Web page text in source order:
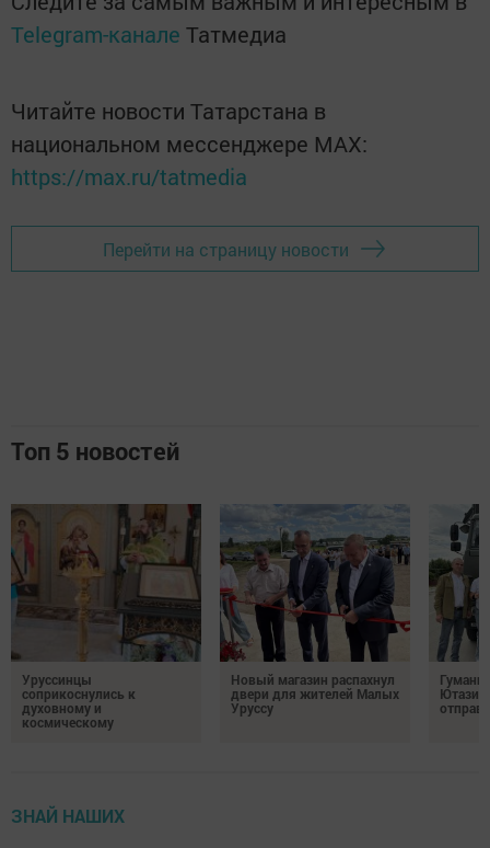
Telegram-канале Татмедиа
Читайте новости Татарстана в
национальном мессенджере MАХ:
https://max.ru/tatmedia
Перейти на страницу новости
Топ 5 новостей
Уруссинцы
соприкоснулись к
духовному и
космическому
Новый магазин распахнул
двери для жителей Малых
Уруссу
ЗНАЙ НАШИХ